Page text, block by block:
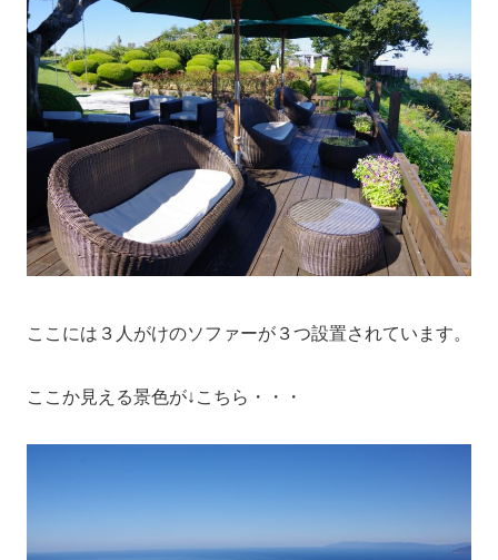
ここには３人がけのソファーが３つ設置されています。
ここか見える景色が↓こちら・・・